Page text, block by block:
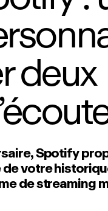
deux
Spotify
votre
de streaming